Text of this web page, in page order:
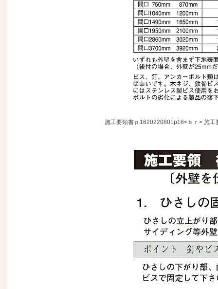
施工要領書ｐ1620220801p16<ｂｒ> 施工